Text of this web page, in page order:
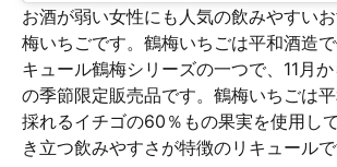
お酒が弱い女性にも人気の飲みやすい
梅いちごです。鶴梅いちごは平和酒造
キュール鶴梅シリーズの一つで、11月
の季節限定販売品です。鶴梅いちごは
採れるイチゴの60％もの果実を使用し
き立つ飲みやすさが特徴のリキュールで